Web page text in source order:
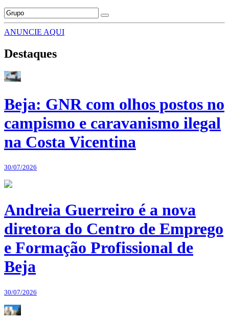
ANUNCIE AQUI
Destaques
Beja: GNR com olhos postos no
campismo e caravanismo ilegal
na Costa Vicentina
30/07/2026
Andreia Guerreiro é a nova
diretora do Centro de Emprego
e Formação Profissional de
Beja
30/07/2026